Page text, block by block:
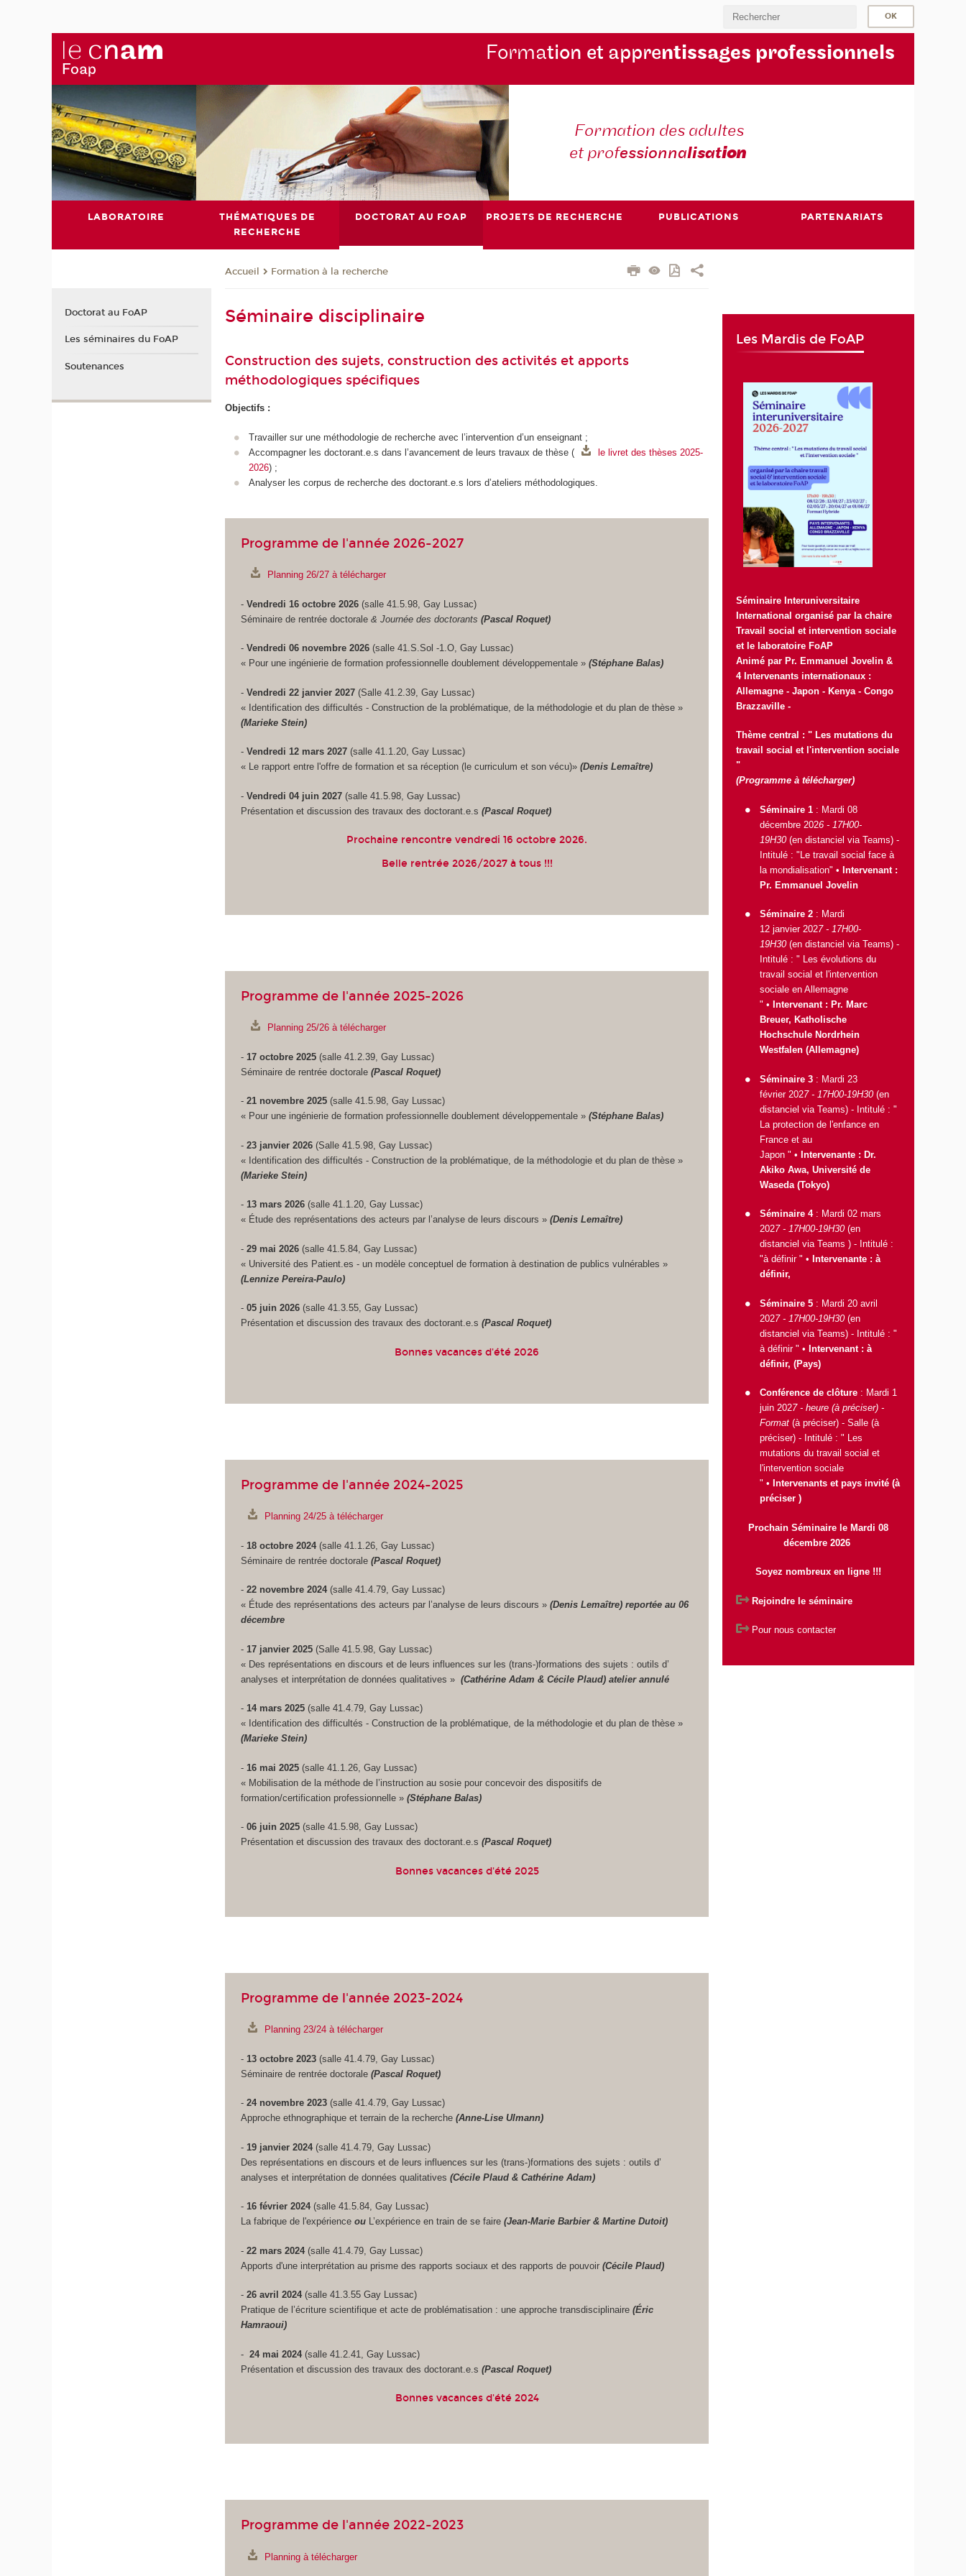
Formation et apprentissages professionnels
Formation des adultes
et professionnalisation
LABORATOIRE
THÉMATIQUES DE
RECHERCHE
DOCTORAT AU FOAP PROJETS DE RECHERCHE PUBLICATIONS PARTENARIATS
Accueil Formation à la recherche
Séminaire disciplinaire
Construction des sujets, construction des activités et apports
méthodologiques spécifiques
Objectifs :
Travailler sur une méthodologie de recherche avec l’intervention d’un enseignant ;
Accompagner les doctorant.e.s dans l’avancement de leurs travaux de thèse (
le livret des thèses 2025-
2026) ;
Analyser les corpus de recherche des doctorant.e.s lors d’ateliers méthodologiques.
Programme de l'année 2026-2027
Planning 26/27 à télécharger
-Vendredi 16 octobre 2026 (salle 41.5.98, Gay Lussac)
Séminaire de rentrée doctorale& Journée des doctorants(Pascal Roquet)
-Vendredi 06 novembre 2026 (salle 41.S.Sol -1.O, Gay Lussac)
« Pour une ingénierie de formation professionnelle doublement développementale »(Stéphane Balas)
-Vendredi 22 janvier 2027(Salle 41.2.39, Gay Lussac)
« Identification des difficultés - Construction de la problématique, de la méthodologie et du plan de thèse »
(Marieke Stein)
-Vendredi 12 mars 2027(salle 41.1.20, Gay Lussac)
« Le rapport entre l'offre de formation et sa réception (le curriculum et son vécu)»(Denis Lemaître)
-Vendredi 04 juin 2027 (salle 41.5.98, Gay Lussac)
Présentation et discussion des travaux des doctorant.e.s (Pascal Roquet)
Prochaine rencontre vendredi 16 octobre 2026.
Belle rentrée 2026/2027 à tous !!!
Programme de l'année 2025-2026
Planning 25/26 à télécharger
- 17 octobre 2025 (salle 41.2.39, Gay Lussac)
Séminaire de rentrée doctorale(Pascal Roquet)
-21 novembre 2025 (salle 41.5.98, Gay Lussac)
« Pour une ingénierie de formation professionnelle doublement développementale »(Stéphane Balas)
-23 janvier 2026(Salle 41.5.98, Gay Lussac)
« Identification des difficultés - Construction de la problématique, de la méthodologie et du plan de thèse »
(Marieke Stein)
-13 mars 2026(salle 41.1.20, Gay Lussac)
« Étude des représentations des acteurs par l’analyse de leurs discours »(Denis Lemaître)
-29 mai 2026(salle 41.5.84, Gay Lussac)
« Université des Patient.es - un modèle conceptuel de formation à destination de publics vulnérables »
(Lennize Pereira-Paulo)
-05 juin 2026 (salle 41.3.55, Gay Lussac)
Présentation et discussion des travaux des doctorant.e.s (Pascal Roquet)
Bonnes vacances d'été 2026
Programme de l'année 2024-2025
Planning 24/25 à télécharger
- 18 octobre 2024(salle 41.1.26, Gay Lussac)
Séminaire de rentrée doctorale(Pascal Roquet)
-22 novembre 2024(salle 41.4.79, Gay Lussac)
« Étude des représentations des acteurs par l’analyse de leurs discours »(Denis Lemaître) reportée au 06
décembre
- 17 janvier 2025(Salle 41.5.98, Gay Lussac)
« Des représentations en discours et de leurs influences sur les (trans-)formations des sujets : outils d’
analyses et interprétation de données qualitatives » (Cathérine Adam & Cécile Plaud) atelier annulé
-14 mars 2025(salle 41.4.79, Gay Lussac)
« Identification des difficultés - Construction de la problématique, de la méthodologie et du plan de thèse »
(Marieke Stein)
- 16 mai 2025(salle 41.1.26, Gay Lussac)
« Mobilisation de la méthode de l’instruction au sosie pour concevoir des dispositifs de
formation/certification professionnelle »(Stéphane Balas)
-06 juin 2025 (salle 41.5.98, Gay Lussac)
Présentation et discussion des travaux des doctorant.e.s (Pascal Roquet)
Bonnes vacances d'été 2025
Programme de l'année 2023-2024
Planning 23/24 à télécharger
- 13 octobre 2023 (salle 41.4.79, Gay Lussac)
Séminaire de rentrée doctorale(Pascal Roquet)
-24 novembre 2023 (salle 41.4.79, Gay Lussac)
Approche ethnographique et terrain de la recherche(Anne-Lise Ulmann)
- 19 janvier 2024(salle 41.4.79, Gay Lussac)
Des représentations en discours et de leurs influences sur les (trans-)formations des sujets : outils d’
analyses et interprétation de données qualitatives (Cécile Plaud & Cathérine Adam)
-16 février 2024(salle 41.5.84, Gay Lussac)
La fabrique de l'expérience ou L’expérience en train de se faire (Jean-Marie Barbier & Martine Dutoit)
-22 mars 2024(salle 41.4.79, Gay Lussac)
Apports d'une interprétation au prisme des rapports sociaux et des rapports de pouvoir(Cécile Plaud)
-26 avril 2024(salle 41.3.55 Gay Lussac)
Pratique de l’écriture scientifique et acte de problématisation : une approche transdisciplinaire (Éric
Hamraoui)
- 24 mai 2024(salle 41.2.41, Gay Lussac)
Présentation et discussion des travaux des doctorant.e.s (Pascal Roquet)
Bonnes vacances d'été 2024
Programme de l'année 2022-2023
Planning à télécharger
Les Mardis de FoAP
Séminaire Interuniversitaire
International organisé par la chaire
Travail social et intervention sociale
et le laboratoire FoAP
Animé par Pr. Emmanuel Jovelin &
4 Intervenants internationaux :
Allemagne - Japon - Kenya - Congo
Brazzaville -
Thème central : " Les mutations du
travail social et l'intervention sociale
"
(Programme à télécharger)
Séminaire 1: Mardi 08
décembre 2026 - 17H00-
19H30(en distanciel via Teams) -
Intitulé : "Le travail social face à
la mondialisation" • Intervenant :
Pr. Emmanuel Jovelin
Séminaire 2: Mardi
12 janvier 2027 - 17H00-
19H30(en distanciel via Teams) -
Intitulé : " Les évolutions du
travail social et l'intervention
sociale en Allemagne
" • Intervenant : Pr. Marc
Breuer, Katholische
Hochschule Nordrhein
Westfalen (Allemagne)
Séminaire 3: Mardi 23
février 2027 - 17H00-19H30(en
distanciel via Teams) - Intitulé : "
La protection de l'enfance en
France et au
Japon " • Intervenante : Dr.
Akiko Awa, Université de
Waseda (Tokyo)
Séminaire 4: Mardi 02 mars
2027 - 17H00-19H30(en
distanciel via Teams ) - Intitulé :
"à définir " • Intervenante : à
définir,
Séminaire 5: Mardi 20 avril
2027 - 17H00-19H30(en
distanciel via Teams) - Intitulé : "
à définir " • Intervenant : à
définir, (Pays)
Conférence de clôture: Mardi 1
juin 2027 - heure (à préciser) -
Format (à préciser) - Salle (à
préciser) - Intitulé : " Les
mutations du travail social et
l'intervention sociale
" • Intervenants et pays invité (à
préciser )
Prochain Séminaire le Mardi 08
décembre 2026
Soyez nombreux en ligne !!!
Rejoindre le séminaire
Pour nous contacter
Doctorat au FoAP
Les séminaires du FoAP
Soutenances